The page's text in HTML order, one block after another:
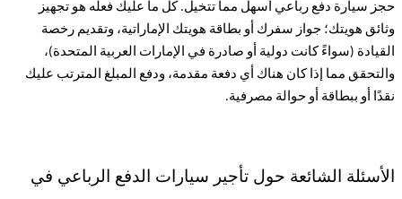
حجز سيارة دفع رباعي أسهل مما تتخيل. كل ما عليك فعله هو تجهيز
وثائق هويتك؛ جواز سفرك أو بطاقة هويتك الإماراتية، وتقديم رخصة
القيادة (سواءً كانت دولية أو صادرة في الإمارات العربية المتحدة)،
والتحقق مما إذا كان هناك أي دفعة مقدمة، ودفع المبلغ المترتب عليك
نقدًا أو ببطاقة أو حوالة مصرفية.
الأسئلة الشائعة حول تأجير سيارات الدفع الرباعي في